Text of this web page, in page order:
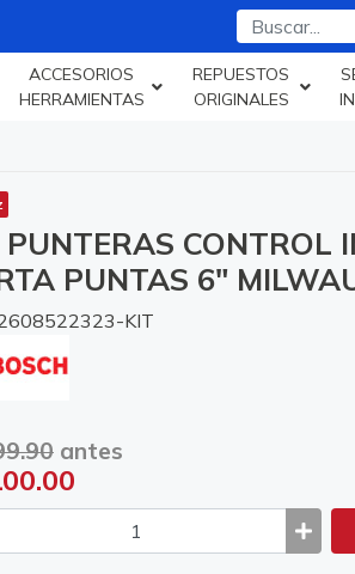
ACCESORIOS
HERRAMIENTAS
REPUESTOS
ORIGINALES
PUNTERAS CONTROL
PUNTAS 6"
KIT
antes